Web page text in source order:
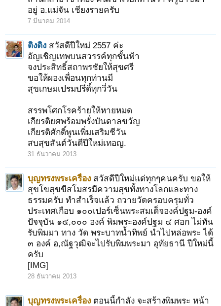
อยู่ อ.แม่จัน เชียงรายครับ
7 มีนาคม 2014
ติงติง สวัสดีปีใหม่ 2557 ค่ะ
อัญเชิญเทพบนสวรรค์ทุกชั้นฟ้า
จงประสิทธิ์สถาพรชัยให้สุขศรี
ขอให้ผองเพื่อนทุกท่านมี
สุขเกษมเปรมปรีดิ์ทุกวี่วัน
สรรพโศกโรคร้ายให้หายหมด
เกียรติยศพร้อมพรั่งบันดาลขวัญ
เกียรติศักดิ์พูนเพิ่มเสริมชีวัน
สบสุขสันต์วันดีปีใหม่เทอญ.
31 ธันวาคม 2013
บุญทรงพระเครื่อง สวัสดีปีใหม่แด่ทุกๆคนครับ ขอให้
สุขโขสุขขีสโมสรมีความสุขทั้งทางโลกและทาง
ธรรมครับ ทำสำเร็จแล้ว ถวายวัดครอบครุมทั่ว
ประเทศเกือบ ๑๐๐เปอร์เซ็นพระสมเด็จองค์ปฐม-องค์
ปัจจุบัน ๑๕,๐๐๐ องค์ พิมพระองค์ปฐม ๔ ศอก ไม่ทัน
รับพิมมา ทาง วัด พระบาทน้ำทิพย์ นำไปหล่อพระ ได้
๓ องค์ อ,ณัฐวุฒิจะไปรับพิมพระมา อุทัยธานี ปีใหม่นี้
ครับ
[IMG]
28 ธันวาคม 2013
บุญทรงพระเครื่อง ตอนนี้กำลัง จะสร้างพิมพระ หน้า
1 2 → ถัดไป >